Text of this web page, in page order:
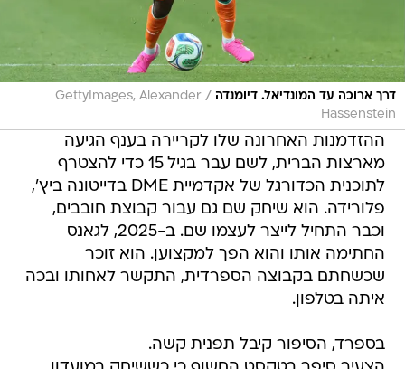
דרך ארוכה עד המונדיאל. דיומנדה /
GettyImages, Alexander
Hassenstein
ההזדמנות האחרונה שלו לקריירה בענף הגיעה
מארצות הברית, לשם עבר בגיל 15 כדי להצטרף
לתוכנית הכדורגל של אקדמיית DME בדייטונה ביץ',
פלורידה. הוא שיחק שם גם עבור קבוצת חובבים,
וכבר התחיל לייצר לעצמו שם. ב-2025, לגאנס
החתימה אותו והוא הפך למקצוען. הוא זוכר
שכשחתם בקבוצה הספרדית, התקשר לאחותו ובכה
איתה בטלפון.
בספרד, הסיפור קיבל תפנית קשה.